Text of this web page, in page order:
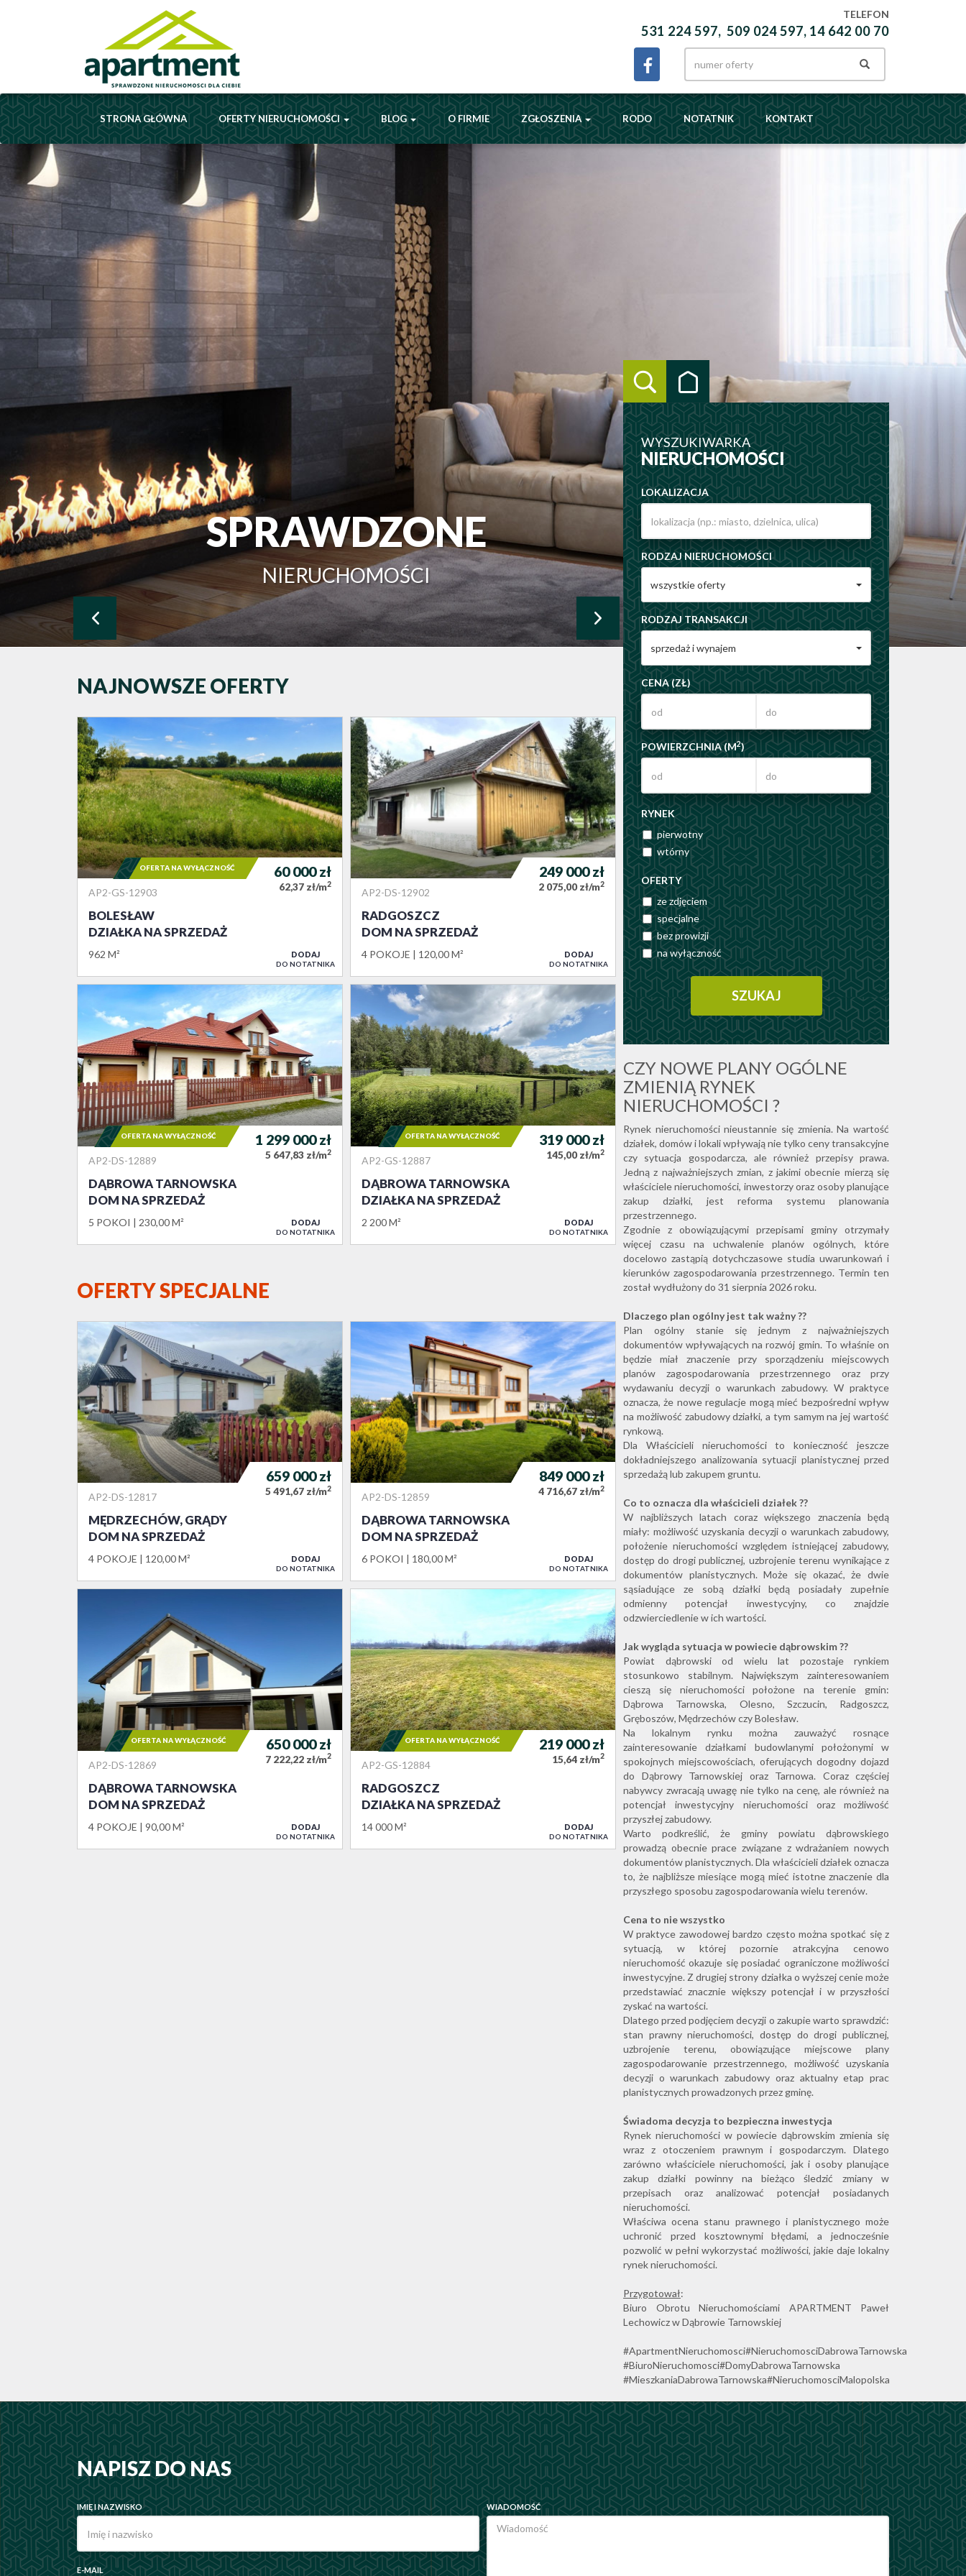
TELEFON
531 224 597, 509 024 597, 14 642 00 70
STRONA GŁÓWNA OFERTY NIERUCHOMOŚCI BLOG O FIRMIE ZGŁOSZENIA RODO NOTATNIK KONTAKT
SPRAWDZONE
NIERUCHOMOŚCI
WYSZUKIWARKA
NIERUCHOMOŚCI
LOKALIZACJA
RODZAJ NIERUCHOMOŚCI
wszystkie oferty
RODZAJ TRANSAKCJI
sprzedaż i wynajem
CENA (ZŁ)
POWIERZCHNIA (M2)
RYNEK
pierwotny
wtórny
OFERTY
ze zdjęciem
specjalne
bez prowizji
na wyłączność
CZY NOWE PLANY OGÓLNE
ZMIENIĄ RYNEK
NIERUCHOMOŚCI ?
Rynek nieruchomości nieustannie się zmienia. Na wartość
działek, domów i lokali wpływają nie tylko ceny transakcyjne
czy sytuacja gospodarcza, ale również przepisy prawa.
Jedną z najważniejszych zmian, z jakimi obecnie mierzą się
właściciele nieruchomości, inwestorzy oraz osoby planujące
zakup działki, jest reforma systemu planowania
przestrzennego.
Zgodnie z obowiązującymi przepisami gminy otrzymały
więcej czasu na uchwalenie planów ogólnych, które
docelowo zastąpią dotychczasowe studia uwarunkowań i
kierunków zagospodarowania przestrzennego. Termin ten
został wydłużony do 31 sierpnia 2026 roku.
Dlaczego plan ogólny jest tak ważny ??
Plan ogólny stanie się jednym z najważniejszych
dokumentów wpływających na rozwój gmin. To właśnie on
będzie miał znaczenie przy sporządzeniu miejscowych
planów zagospodarowania przestrzennego oraz przy
wydawaniu decyzji o warunkach zabudowy. W praktyce
oznacza, że nowe regulacje mogą mieć bezpośredni wpływ
na możliwość zabudowy działki, a tym samym na jej wartość
rynkową.
Dla Właścicieli nieruchomości to konieczność jeszcze
dokładniejszego analizowania sytuacji planistycznej przed
sprzedażą lub zakupem gruntu.
Co to oznacza dla właścicieli działek ??
W najbliższych latach coraz większego znaczenia będą
miały: możliwość uzyskania decyzji o warunkach zabudowy,
położenie nieruchomości względem istniejącej zabudowy,
dostęp do drogi publicznej, uzbrojenie terenu wynikające z
dokumentów planistycznych. Może się okazać, że dwie
sąsiadujące ze sobą działki będą posiadały zupełnie
odmienny potencjał inwestycyjny, co znajdzie
odzwierciedlenie w ich wartości.
Jak wygląda sytuacja w powiecie dąbrowskim ??
Powiat dąbrowski od wielu lat pozostaje rynkiem
stosunkowo stabilnym. Największym zainteresowaniem
cieszą się nieruchomości położone na terenie gmin:
Dąbrowa Tarnowska, Olesno, Szczucin, Radgoszcz,
Gręboszów, Mędrzechów czy Bolesław.
Na lokalnym rynku można zauważyć rosnące
zainteresowanie działkami budowlanymi położonymi w
spokojnych miejscowościach, oferujących dogodny dojazd
do Dąbrowy Tarnowskiej oraz Tarnowa. Coraz częściej
nabywcy zwracają uwagę nie tylko na cenę, ale również na
potencjał inwestycyjny nieruchomości oraz możliwość
przyszłej zabudowy.
Warto podkreślić, że gminy powiatu dąbrowskiego
prowadzą obecnie prace związane z wdrażaniem nowych
dokumentów planistycznych. Dla właścicieli działek oznacza
to, że najbliższe miesiące mogą mieć istotne znaczenie dla
przyszłego sposobu zagospodarowania wielu terenów.
Cena to nie wszystko
W praktyce zawodowej bardzo często można spotkać się z
sytuacją, w której pozornie atrakcyjna cenowo
nieruchomość okazuje się posiadać ograniczone możliwości
inwestycyjne. Z drugiej strony działka o wyższej cenie może
przedstawiać znacznie większy potencjał i w przyszłości
zyskać na wartości.
Dlatego przed podjęciem decyzji o zakupie warto sprawdzić:
stan prawny nieruchomości, dostęp do drogi publicznej,
uzbrojenie terenu, obowiązujące miejscowe plany
zagospodarowanie przestrzennego, możliwość uzyskania
decyzji o warunkach zabudowy oraz aktualny etap prac
planistycznych prowadzonych przez gminę.
Świadoma decyzja to bezpieczna inwestycja
Rynek nieruchomości w powiecie dąbrowskim zmienia się
wraz z otoczeniem prawnym i gospodarczym. Dlatego
zarówno właściciele nieruchomości, jak i osoby planujące
zakup działki powinny na bieżąco śledzić zmiany w
przepisach oraz analizować potencjał posiadanych
nieruchomości.
Właściwa ocena stanu prawnego i planistycznego może
uchronić przed kosztownymi błędami, a jednocześnie
pozwolić w pełni wykorzystać możliwości, jakie daje lokalny
rynek nieruchomości.
Przygotował:
Biuro Obrotu Nieruchomościami APARTMENT Paweł
Lechowicz w Dąbrowie Tarnowskiej
#ApartmentNieruchomosci#NieruchomosciDabrowaTarnowska
#BiuroNieruchomosci#DomyDabrowaTarnowska
#MieszkaniaDabrowaTarnowska#NieruchomosciMalopolska
NAJNOWSZE OFERTY
AP2-GS-12903
BOLESŁAW
DZIAŁKA NA SPRZEDAŻ
962 M²
60 000zł
62,37 zł/m2
OFERTA NA WYŁĄCZNOŚĆ
DODAJ
DO NOTATNIKA
AP2-DS-12902
RADGOSZCZ
DOM NA SPRZEDAŻ
4 POKOJE 120,00 M²
249 000zł
2 075,00 zł/m2
DODAJ
DO NOTATNIKA
AP2-DS-12889
DĄBROWA TARNOWSKA
DOM NA SPRZEDAŻ
5 POKOI 230,00 M²
1 299 000zł
5 647,83 zł/m2
OFERTA NA WYŁĄCZNOŚĆ
DODAJ
DO NOTATNIKA
AP2-GS-12887
DĄBROWA TARNOWSKA
DZIAŁKA NA SPRZEDAŻ
2 200 M²
319 000zł
145,00 zł/m2
OFERTA NA WYŁĄCZNOŚĆ
DODAJ
DO NOTATNIKA
OFERTY SPECJALNE
AP2-DS-12817
MĘDRZECHÓW, GRĄDY
DOM NA SPRZEDAŻ
4 POKOJE 120,00 M²
659 000zł
5 491,67 zł/m2
DODAJ
DO NOTATNIKA
AP2-DS-12859
DĄBROWA TARNOWSKA
DOM NA SPRZEDAŻ
6 POKOI 180,00 M²
849 000zł
4 716,67 zł/m2
DODAJ
DO NOTATNIKA
AP2-DS-12869
DĄBROWA TARNOWSKA
DOM NA SPRZEDAŻ
4 POKOJE 90,00 M²
650 000zł
7 222,22 zł/m2
OFERTA NA WYŁĄCZNOŚĆ
DODAJ
DO NOTATNIKA
AP2-GS-12884
RADGOSZCZ
DZIAŁKA NA SPRZEDAŻ
14 000 M²
219 000zł
15,64 zł/m2
OFERTA NA WYŁĄCZNOŚĆ
DODAJ
DO NOTATNIKA
NAPISZ DO NAS
IMIĘ I NAZWISKO
E-MAIL
WIADOMOŚĆ